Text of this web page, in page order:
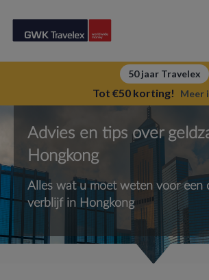
50 jaar Travelex
Tot €50 korting! Meer
Advies en tips over
Hongkong
Alles wat u moet weten voor een
verblijf in Hongkong